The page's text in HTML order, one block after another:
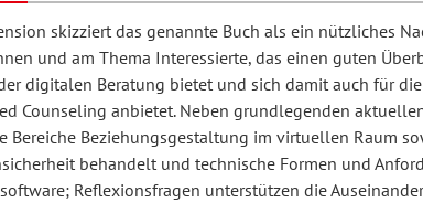
und Unterrichtsforschung
und
Forum
skizziert das genannte Buch als ein nützliches
und am Thema Interessierte, das einen guten
digitalen Beratung bietet und sich damit auch für
Counseling anbietet. Neben grundlegenden
Bereiche Beziehungsgestaltung im virtuellen Raum
behandelt und technische Formen und
Reflexionsfragen unterstützen die